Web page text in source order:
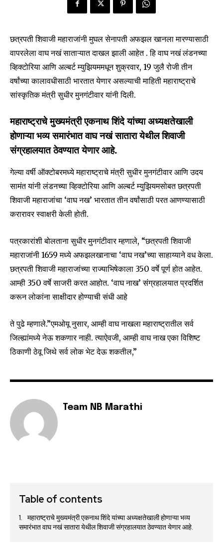
Join our community of
conversation.
To subscribe, simply enter your email address on our website
or click the subscribe button below. Don't worry, we respect
Fans Followers Followers
छत्रपती शिवाजी महाराजांनी मुघल सेनापती अफझल खानला मारण्यासाठी
वापरलेला वाघ नखं साताऱ्यात दाखल झाली आहेत . हि वाघ नखं लंडनच्या
व्हिक्टोरिया आणि अल्बर्ट म्युझियममधून शुक्रवार, 19 जुलै रोजी तीन
वर्षांच्या कालावधीसाठी भारतात येणार असल्याची माहिती महाराष्ट्राचे
सांस्कृतिक मंत्री सुधीर मुनगंटीवार यांनी दिली.
महाराष्ट्राचे मुख्यमंत्री एकनाथ शिंदे यांच्या अध्यक्षतेखाली
होणाऱ्या भव्य समारंभात वाघ नखं सातारा येथील शिवाजी
संग्रहालयात ठेवण्यात येणार आहे.
गेल्या वर्षी ऑक्टोबरमध्ये महाराष्ट्राचे मंत्री सुधीर मुनगंटीवार आणि उदय
सामंत यांनी लंडनच्या व्हिक्टोरिया आणि अल्बर्ट म्युझियमसोबत छत्रपती
शिवाजी महाराजांचा ‘वाघ नख’ भारतात तीन वर्षांसाठी परत आणण्यासाठी
करारावर स्वाक्षरी केली होती.
पत्रकारांशी बोलताना सुधीर मुनगंटीवार म्हणाले, “छत्रपती शिवाजी
महाराजांनी 1659 मध्ये अफझलखानाचा ‘वाघ नख’च्या साहाय्याने वध केला.
छत्रपती शिवाजी महाराजांच्या राज्याभिषेकाला 350 वर्षे पूर्ण होत आहेत.
आम्ही 350 वर्षे साजरी करत आहोत. ‘वाघ नाख’ संग्रहालयात प्रदर्शित
करून लोकांना साक्षीदार होण्याची संधी आहे
ते पुढे म्हणाले.”एमओयू नुसार, आम्ही वाघ नाखला महाराष्ट्रातील सर्व
जिल्ह्यांमध्ये नेऊ शकणार नाही. त्याऐवजी, आम्ही वाघ नाख एका विशिष्ट
ठिकाणी ठेवू जिथे सर्व लोक भेट देऊ शकतील,”
Team NB Marathi
Table of contents
महाराष्ट्राचे मुख्यमंत्री एकनाथ शिंदे यांच्या अध्यक्षतेखाली होणाऱ्या भव्य
समारंभात वाघ नखं सातारा येथील शिवाजी संग्रहालयात ठेवण्यात येणार आहे.